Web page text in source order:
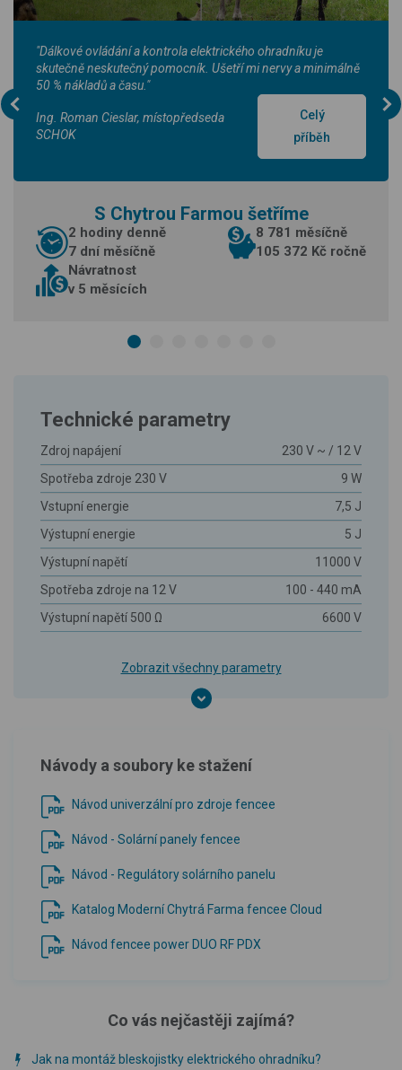
"Dálkové ovládání a kontrola elektrického ohradníku je
skutečně neskutečný pomocník. Ušetří mi nervy a minimálně
50 % nákladů a času."
Ing. Roman Cieslar, místopředseda
SCHOK
Celý
příběh
S Chytrou Farmou šetříme
2 hodiny denně
7 dní měsíčně
8 781 měsíčně
105 372 Kč ročně
Návratnost
v 5 měsících
Technické parametry
Zdroj napájení
230 V ~ / 12 V
Spotřeba zdroje 230 V
9 W
Vstupní energie
7,5 J
Výstupní energie
5 J
Výstupní napětí
11000 V
Spotřeba zdroje na 12 V
100 - 440 mA
Výstupní napětí 500 Ω
6600 V
Zobrazit všechny parametry
Návody a soubory ke stažení
Návod univerzální pro zdroje fencee
Návod - Solární panely fencee
Návod - Regulátory solárního panelu
Katalog Moderní Chytrá Farma fencee Cloud
Návod fencee power DUO RF PDX
Co vás nejčastěji zajímá?
Jak na montáž bleskojistky elektrického ohradníku?